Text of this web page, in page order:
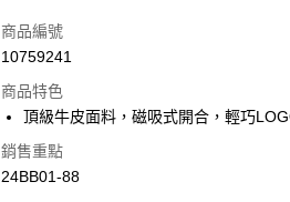
信用卡一次付款
LINE Pay
Apple Pay
商品編號
10759241
商品特色
頂級牛皮面料，磁吸式開合，輕巧
銷售重點
24BB01-88